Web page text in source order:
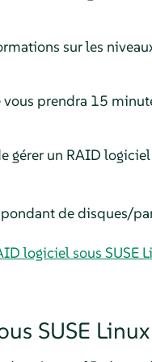
sur les
prendra 15
gérer un RAID
de disques/
logiciel sous SUSE
SUSE